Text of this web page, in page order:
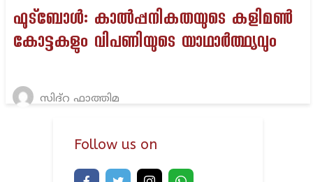
ഫുട്ബോൾ: കാൽപ്പനികതയുടെ കളിമൺ
കോട്ടകളും വിപണിയുടെ യാഥാർത്ഥ്യവും
സിദ്റ ഫാത്തിമ
Follow us on